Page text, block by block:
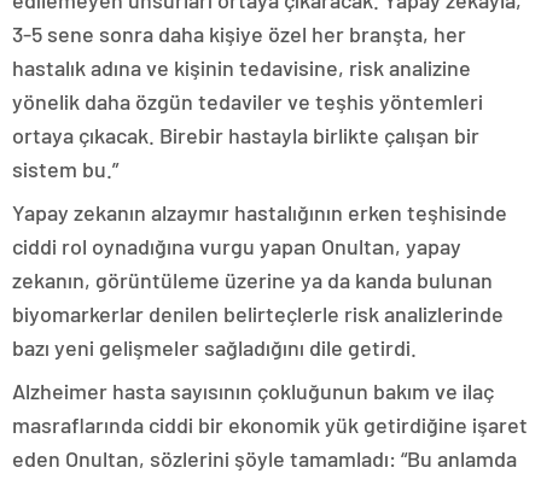
3-5 sene sonra daha kişiye özel her branşta, her
hastalık adına ve kişinin tedavisine, risk analizine
yönelik daha özgün tedaviler ve teşhis yöntemleri
ortaya çıkacak. Birebir hastayla birlikte çalışan bir
sistem bu.”
Yapay zekanın alzaymır hastalığının erken teşhisinde
ciddi rol oynadığına vurgu yapan Onultan, yapay
zekanın, görüntüleme üzerine ya da kanda bulunan
biyomarkerlar denilen belirteçlerle risk analizlerinde
bazı yeni gelişmeler sağladığını dile getirdi.
Alzheimer hasta sayısının çokluğunun bakım ve ilaç
masraflarında ciddi bir ekonomik yük getirdiğine işaret
eden Onultan, sözlerini şöyle tamamladı: “Bu anlamda